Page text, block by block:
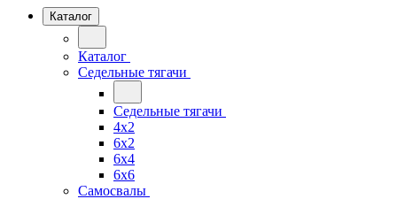
Каталог
Каталог
Седельные тягачи
Седельные тягачи
4x2
6x2
6x4
6x6
Самосвалы